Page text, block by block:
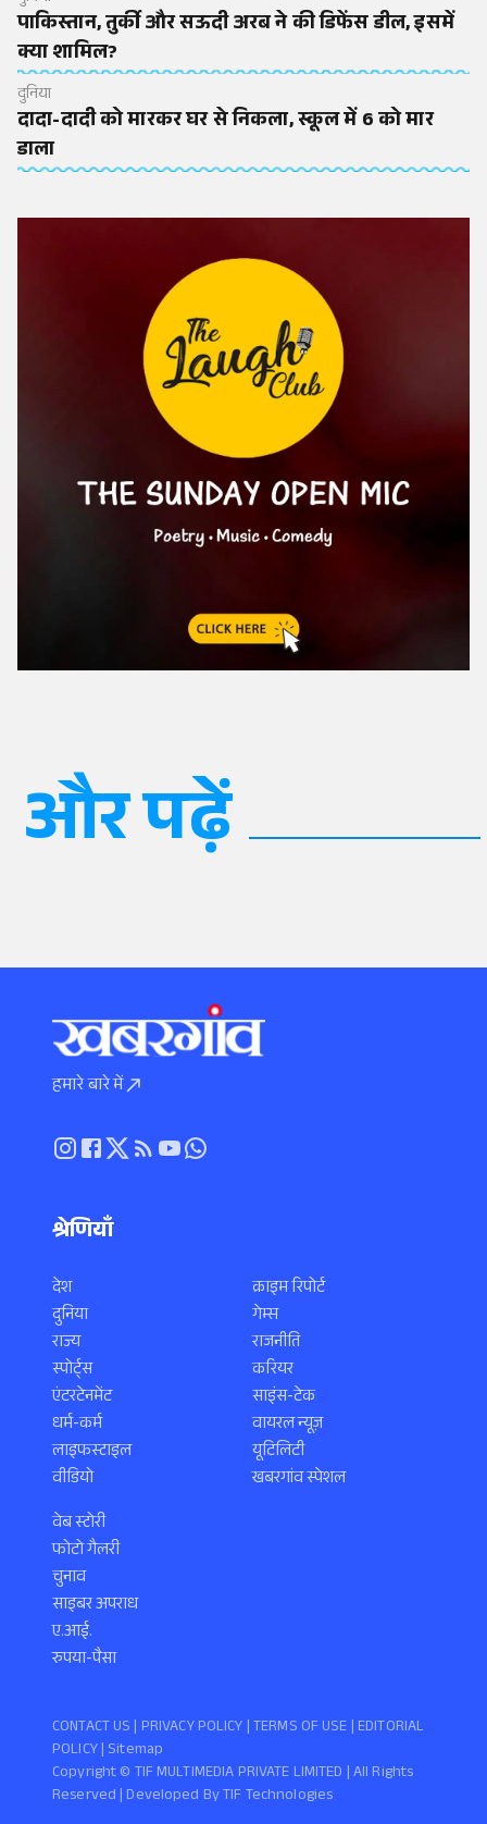
पाकिस्तान, तुर्की और सऊदी अरब ने की डिफेंस डील, इसमें
क्या शामिल?
दुनिया
दादा-दादी को मारकर घर से निकला, स्कूल में 6 को मार
डाला
और पढ़ें
हमारे बारे में
श्रेणियाँ
देश
दुनिया
राज्य
स्पोर्ट्स
एंटरटेनमेंट
धर्म-कर्म
लाइफस्टाइल
वीडियो
क्राइम रिपोर्ट
गेम्स
राजनीति
करियर
साइंस-टेक
वायरल न्यूज़
यूटिलिटी
खबरगांव स्पेशल
वेब स्टोरी
फोटो गैलरी
चुनाव
साइबर अपराध
ए.आई.
रुपया-पैसा
Copyright ©️ TIF MULTIMEDIA PRIVATE LIMITED | All Rights
Reserved | Developed ByTIF Technologies
CONTACT US | PRIVACY POLICY |TERMS OF USE | EDITORIAL
POLICY| Sitemap